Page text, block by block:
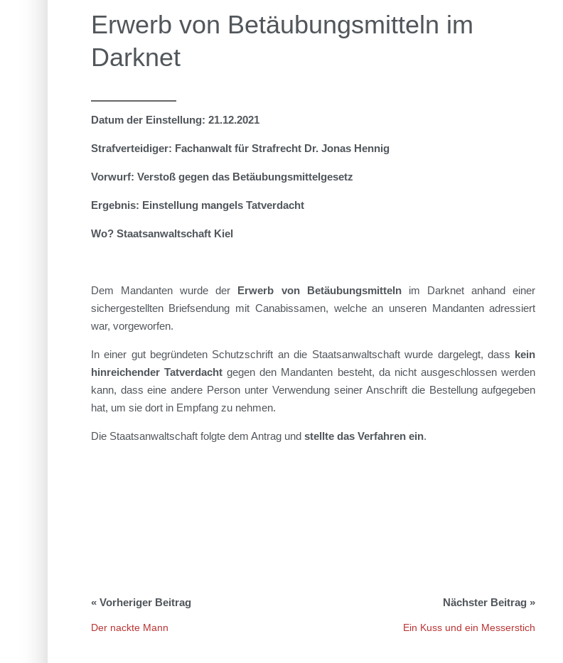
Erwerb von Betäubungsmitteln im
Darknet
Datum der Einstellung: 21.12.2021
Strafverteidiger: Fachanwalt für Strafrecht Dr. Jonas Hennig
Vorwurf: Verstoß gegen das Betäubungsmittelgesetz
Ergebnis: Einstellung mangels Tatverdacht
Wo? Staatsanwaltschaft Kiel
Dem Mandanten wurde der Erwerb von Betäubungsmittelnim Darknet anhand einer
sichergestellten Briefsendung mit Canabissamen, welche an unseren Mandanten adressiert
war, vorgeworfen.
In einer gut begründeten Schutzschrift an die Staatsanwaltschaft wurde dargelegt, dass kein
hinreichender Tatverdachtgegen den Mandanten besteht, da nicht ausgeschlossen werden
kann, dass eine andere Person unter Verwendung seiner Anschrift die Bestellung aufgegeben
hat, um sie dort in Empfang zu nehmen.
Die Staatsanwaltschaft folgte dem Antrag und stellte das Verfahren ein.
Der nackte Mann Ein Kuss und ein Messerstich